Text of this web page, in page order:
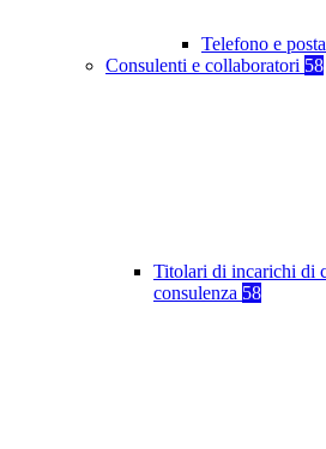
Telefono e
Consulenti e collaboratori 58
Titolari di incarichi di
consulenza 58